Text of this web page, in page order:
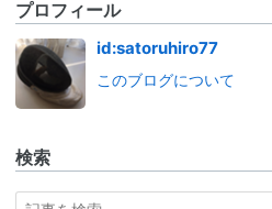
プロフィール
id:satoruhiro77
このブログについて
検索